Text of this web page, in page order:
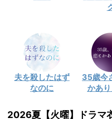
夫を殺したはず
なのに
35歳今
かあ
2026夏【火曜】ドラマ